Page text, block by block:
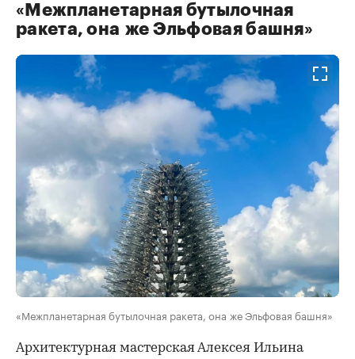
«Межпланетарная бутылочная
ракета, она же Эльфовая башня»
«Межпланетарная бутылочная ракета, она же Эльфовая башня»
Архитектурная мастерская Алексея Ильина